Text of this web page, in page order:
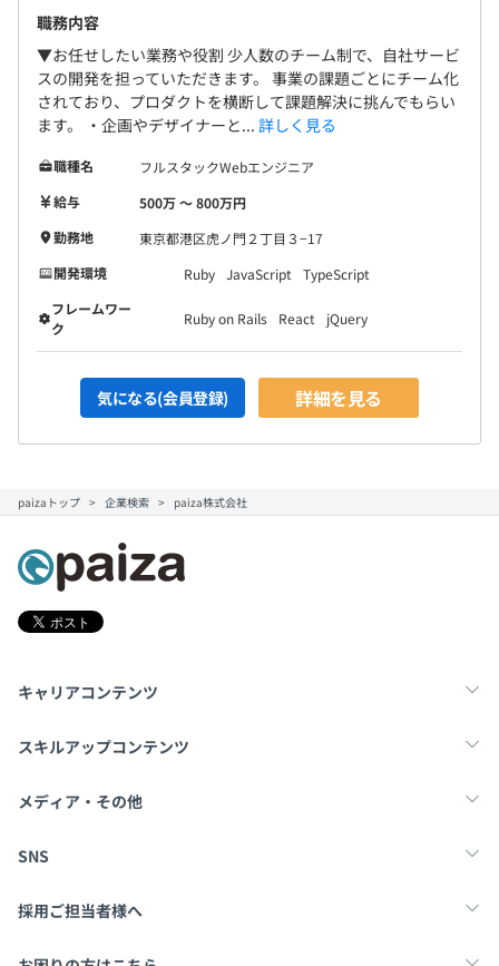
職務内容
▼お任せしたい業務や役割 少人数のチーム制で、自社サービ
スの開発を担っていただきます。 事業の課題ごとにチーム化
されており、プロダクトを横断して課題解決に挑んでもらい
ます。 ・企画やデザイナーと... 詳しく見る
職種名
フルスタックWebエンジニア
給与
500万 〜 800万円
勤務地
東京都港区虎ノ門２丁目３−17
開発環境
Ruby JavaScript
TypeScript
フレームワー
ク
Ruby on Rails React jQuery
気になる(会員登録) 詳細を見る
paizaトップ 企業検索 paiza株式会社
キャリアコンテンツ
転職・キャリア
スキルアップコンテンツ
学習
メディア・その他
Tech Team Journal
SNS
X
採用ご担当者様へ